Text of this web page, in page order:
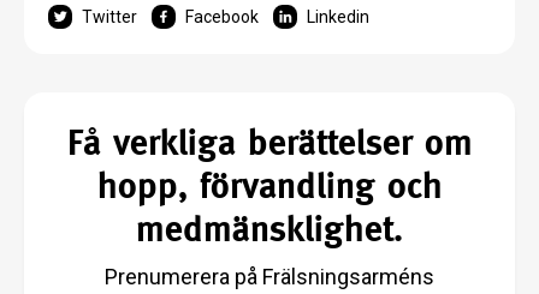
Twitter Facebook Linkedin
Få verkliga berättelser om
hopp, förvandling och
medmänsklighet.
Prenumerera på Frälsningsarméns